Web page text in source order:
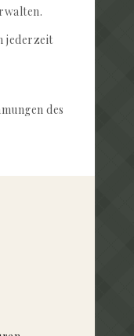
jederzeit
des